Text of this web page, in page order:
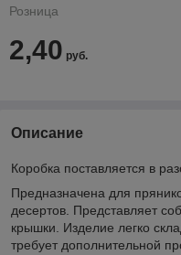
Розница
2,40 руб.
Описание
Коробка поставляется в
Предназначена для
десертов. Представляет
крышки. Изделие легко
требует дополнительной